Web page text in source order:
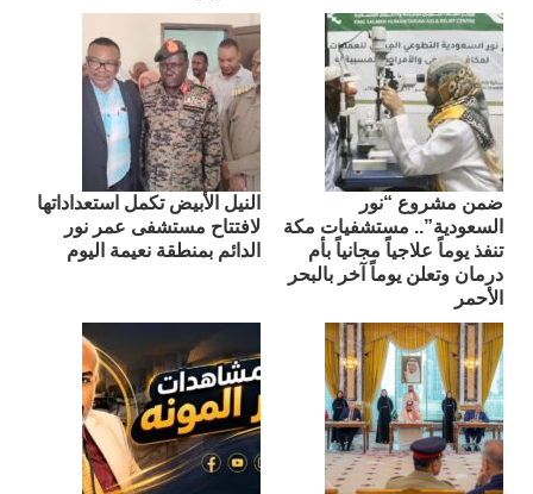
ضمن مشروع “نور
السعودية”.. مستشفيات مكة
تنفذ يوماً علاجياً مجانياً بأم
درمان وتعلن يوماً آخر بالبحر
الأحمر
النيل الأبيض تكمل استعداداتها
لافتتاح مستشفى عمر نور
الدائم بمنطقة نعيمة اليوم